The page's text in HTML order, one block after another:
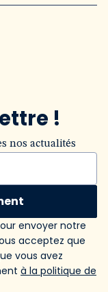
!
nos actualités
envoyer notre
acceptez que
vous avez
à la politique de